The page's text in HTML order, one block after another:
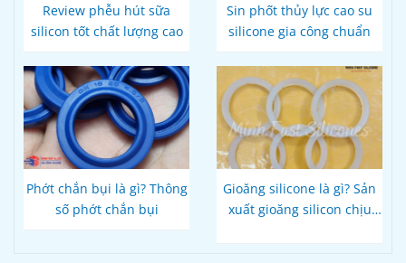
Review phễu hút sữa
silicon tốt chất lượng cao
Sin phốt thủy lực cao su
silicone gia công chuẩn
Phớt chắn bụi là gì? Thông
số phớt chắn bụi
Gioăng silicone là gì? Sản
xuất gioăng silicon chịu